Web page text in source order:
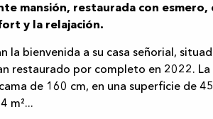
mansión, restaurada con esmero,
y la relajación.
la bienvenida a su casa señorial,
restaurado por completo en 2022.
de 160 cm, en una superficie de
m²...